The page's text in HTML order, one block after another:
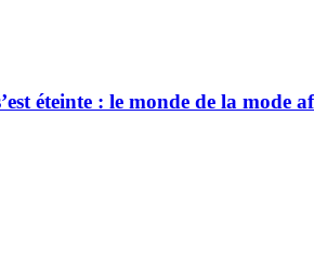
éteinte : le monde de la mode